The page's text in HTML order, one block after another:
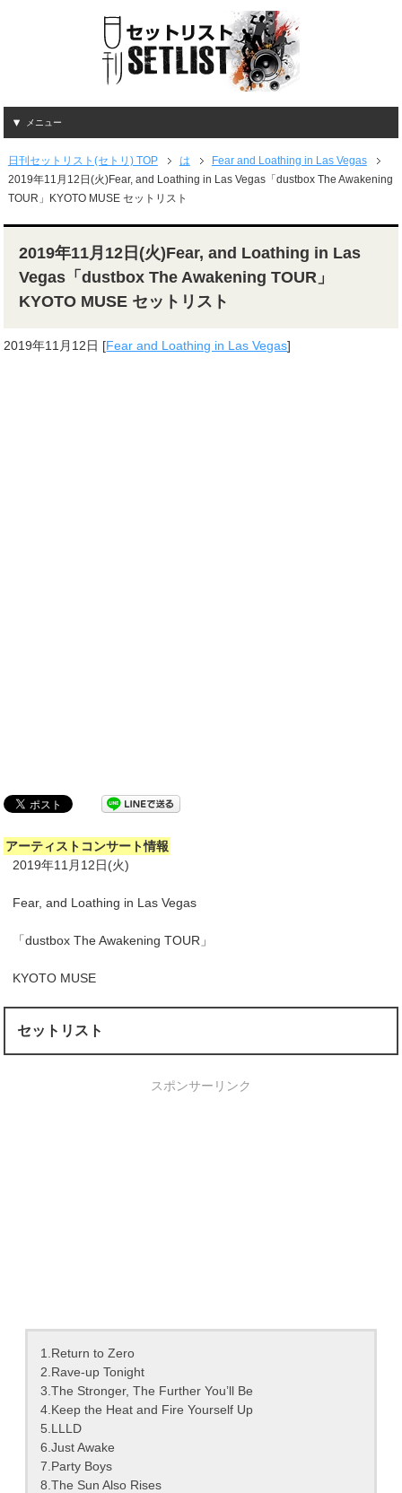
メニュー
日刊セットリスト(セトリ) TOP は
Fear and Loathing in Las Vegas
2019年11月12日(火)Fear, and Loathing in Las Vegas「dustbox The Awakening
TOUR」KYOTO MUSE セットリスト
2019年11月12日(火)Fear, and Loathing in Las
Vegas「dustbox The Awakening TOUR」
KYOTO MUSE セットリスト
2019年11月12日 [Fear and Loathing in Las Vegas]
アーティストコンサート情報
2019年11月12日(火)
Fear, and Loathing in Las Vegas
「dustbox The Awakening TOUR」
KYOTO MUSE
セットリスト
スポンサーリンク
1.Return to Zero
2.Rave-up Tonight
3.The Stronger, The Further You’ll Be
4.Keep the Heat and Fire Yourself Up
5.LLLD
6.Just Awake
7.Party Boys
8.The Sun Also Rises